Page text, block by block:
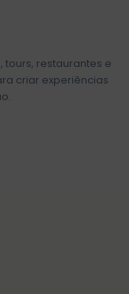
tours, restaurantes e
criar experiências